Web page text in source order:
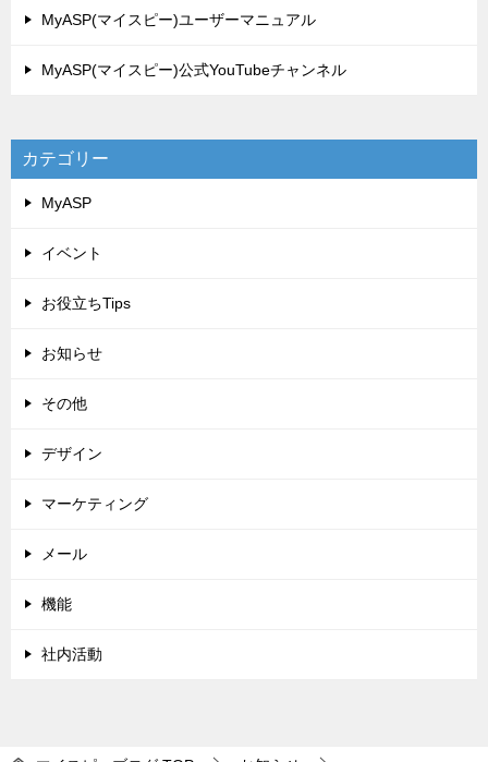
MyASP(マイスピー)ユーザーマニュアル
MyASP(マイスピー)公式YouTubeチャンネル
カテゴリー
MyASP
イベント
お役立ちTips
お知らせ
その他
デザイン
マーケティング
メール
機能
社内活動